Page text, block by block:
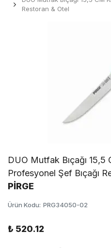
Restoran & Otel
DUO Mutfak Bıçağı 15,5
Profesyonel Şef Bıçağı
PİRGE
Ürün Kodu: PRG34050-02
₺ 520.12